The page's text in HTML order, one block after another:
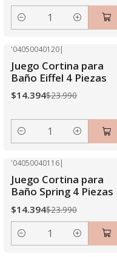
Cantidad
'04050040120|
Juego Cortina para
Baño Eiffel 4 Piezas
$14.394$23.990
Cantidad
'04050040116|
Juego Cortina para
Baño Spring 4 Piezas
$14.394$23.990
Cantidad